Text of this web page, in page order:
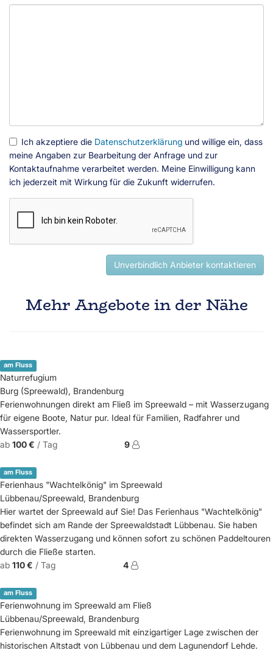
Ich akzeptiere die Datenschutzerklärung und willige ein, dass
meine Angaben zur Bearbeitung der Anfrage und zur
Kontaktaufnahme verarbeitet werden. Meine Einwilligung kann
ich jederzeit mit Wirkung für die Zukunft widerrufen.
Unverbindlich Anbieter kontaktieren
Mehr Angebote in der Nähe
am Fluss
Naturrefugium
Burg (Spreewald), Brandenburg
Ferienwohnungen direkt am Fließ im Spreewald – mit Wasserzugang
für eigene Boote, Natur pur. Ideal für Familien, Radfahrer und
Wassersportler.
ab 100 € / Tag 9
am Fluss
Ferienhaus "Wachtelkönig" im Spreewald
Lübbenau/Spreewald, Brandenburg
Hier wartet der Spreewald auf Sie! Das Ferienhaus "Wachtelkönig"
befindet sich am Rande der Spreewaldstadt Lübbenau. Sie haben
direkten Wasserzugang und können sofort zu schönen Paddeltouren
durch die Fließe starten.
ab 110 € / Tag 4
am Fluss
Ferienwohnung im Spreewald am Fließ
Lübbenau/Spreewald, Brandenburg
Ferienwohnung im Spreewald mit einzigartiger Lage zwischen der
historischen Altstadt von Lübbenau und dem Lagunendorf Lehde.